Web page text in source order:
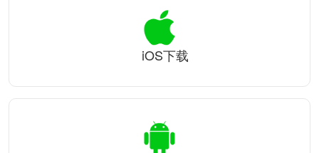
iOS下载